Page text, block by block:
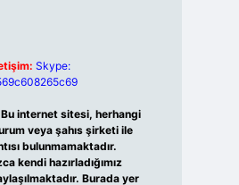
Skype:
Bu internet sitesi, herhangi
veya şahıs şirketi ile
bulunmamaktadır.
kendi hazırladığımız
Burada yer